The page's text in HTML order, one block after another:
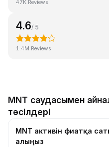
47K Reviews
4.6/ 5
1.4M Reviews
MNT саудасымен
тәсілдері
MNT активін фиатқа
алыңыз